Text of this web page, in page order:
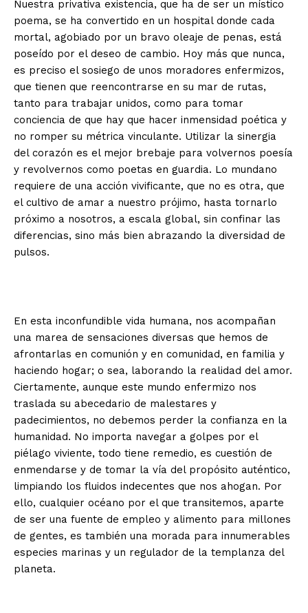
Nuestra privativa existencia, que ha de ser un místico
poema, se ha convertido en un hospital donde cada
mortal, agobiado por un bravo oleaje de penas, está
poseído por el deseo de cambio. Hoy más que nunca,
es preciso el sosiego de unos moradores enfermizos,
que tienen que reencontrarse en su mar de rutas,
tanto para trabajar unidos, como para tomar
conciencia de que hay que hacer inmensidad poética y
no romper su métrica vinculante. Utilizar la sinergia
del corazón es el mejor brebaje para volvernos poesía
y revolvernos como poetas en guardia. Lo mundano
requiere de una acción vivificante, que no es otra, que
el cultivo de amar a nuestro prójimo, hasta tornarlo
próximo a nosotros, a escala global, sin confinar las
diferencias, sino más bien abrazando la diversidad de
pulsos.
En esta inconfundible vida humana, nos acompañan
una marea de sensaciones diversas que hemos de
afrontarlas en comunión y en comunidad, en familia y
haciendo hogar; o sea, laborando la realidad del amor.
Ciertamente, aunque este mundo enfermizo nos
traslada su abecedario de malestares y
padecimientos, no debemos perder la confianza en la
humanidad. No importa navegar a golpes por el
piélago viviente, todo tiene remedio, es cuestión de
enmendarse y de tomar la vía del propósito auténtico,
limpiando los fluidos indecentes que nos ahogan. Por
ello, cualquier océano por el que transitemos, aparte
de ser una fuente de empleo y alimento para millones
de gentes, es también una morada para innumerables
especies marinas y un regulador de la templanza del
planeta.